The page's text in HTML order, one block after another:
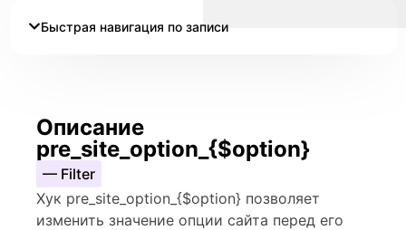
Быстрая навигация по записи
Описание
pre_site_option_{$option}
— Filter
Хук pre_site_option_{$option} позволяет
изменить значение опции сайта перед его